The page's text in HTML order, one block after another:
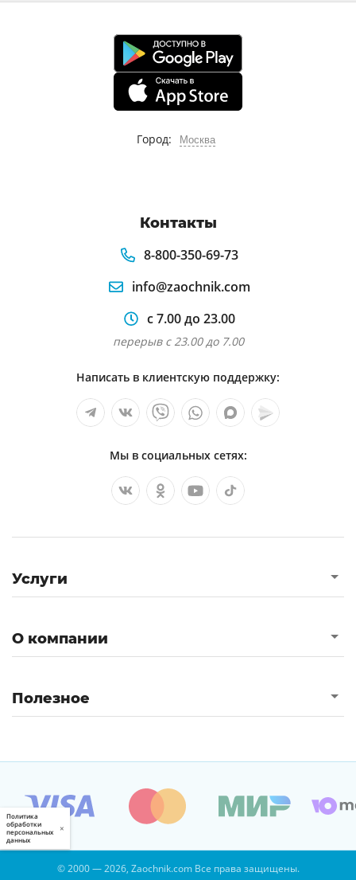
Город: Москва
Контакты
8-800-350-69-73
info@zaochnik.com
с 7.00 до 23.00
перерыв с 23.00 до 7.00
Написать в клиентскую поддержку:
Мы в социальных сетях:
Услуги
О компании
Полезное
© 2000 — 2026, Zaochnik.com Все права защищены.
Политика
обработки
персональных
данных
×